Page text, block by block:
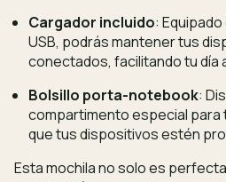
Cargador incluido:
USB, podrás mantener tus
conectados, facilitando tu día
Bolsillo porta-notebook:
compartimento especial para
que tus dispositivos estén
Esta mochila no solo es